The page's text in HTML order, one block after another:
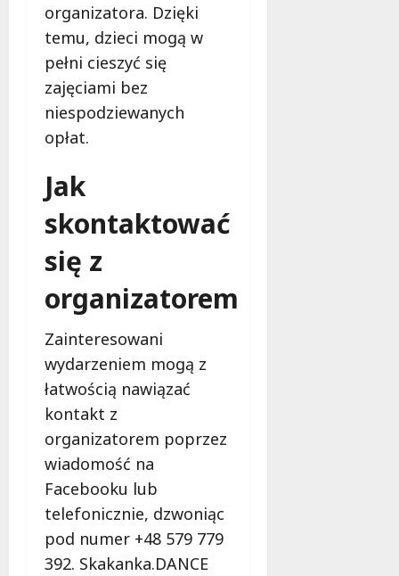
organizatora. Dzięki
temu, dzieci mogą w
pełni cieszyć się
zajęciami bez
niespodziewanych
opłat.
Jak
skontaktować
się z
organizatorem
Zainteresowani
wydarzeniem mogą z
łatwością nawiązać
kontakt z
organizatorem poprzez
wiadomość na
Facebooku lub
telefonicznie, dzwoniąc
pod numer +48 579 779
392. Skakanka.DANCE